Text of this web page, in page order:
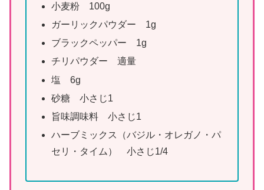
小麦粉 100g
ガーリックパウダー 1g
ブラックペッパー 1g
チリパウダー 適量
塩 6g
砂糖 小さじ1
旨味調味料 小さじ1
ハーブミックス（バジル・オレガノ・パ
セリ・タイム） 小さじ1/4